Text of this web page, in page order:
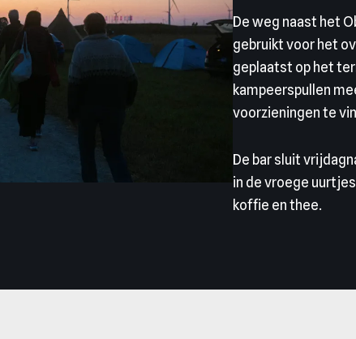
De weg naast het
gebruikt voor het
geplaatst op het
kampeerspullen
voorzieningen te
De bar sluit
in de vroege
koffie en thee.